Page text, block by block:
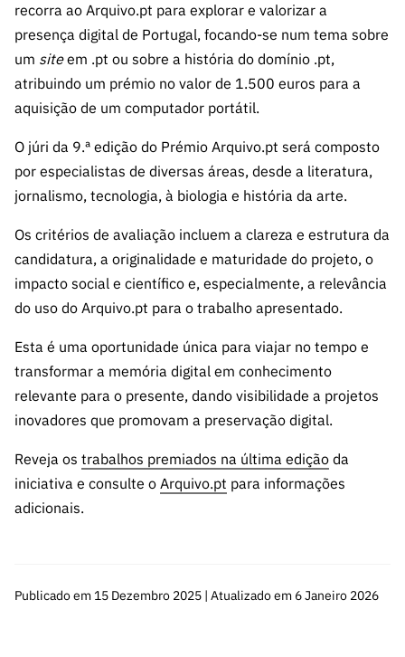
recorra ao Arquivo.pt para explorar e valorizar a
presença digital de Portugal, focando-se num tema sobre
um siteem .pt ou sobre a história do domínio .pt,
atribuindo um prémio no valor de 1.500 euros para a
aquisição de um computador portátil.
O júri da 9.ª edição do Prémio Arquivo.pt será composto
por especialistas de diversas áreas, desde a literatura,
jornalismo, tecnologia, à biologia e história da arte.
Os critérios de avaliação incluem a clareza e estrutura da
candidatura, a originalidade e maturidade do projeto, o
impacto social e científico e, especialmente, a relevância
do uso do Arquivo.pt para o trabalho apresentado.
Esta é uma oportunidade única para viajar no tempo e
transformar a memória digital em conhecimento
relevante para o presente, dando visibilidade a projetos
inovadores que promovam a preservação digital.
Reveja os trabalhos premiados na última edição da
iniciativa e consulte o Arquivo.pt para informações
adicionais.
Publicado em 15 Dezembro 2025 | Atualizado em 6 Janeiro 2026